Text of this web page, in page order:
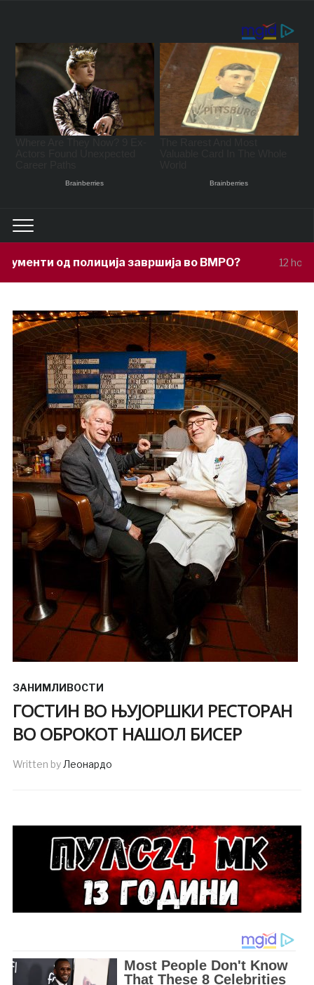
завршија во ВМРО? 12 hours ago Под
ЗАНИМЛИВОСТИ
ГОСТИН ВО ЊУЈОРШКИ РЕСТОРАН
ВО ОБРОКОТ НАШОЛ БИСЕР
Written byЛеонардо